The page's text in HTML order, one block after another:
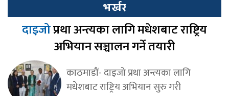
भर्खर
दाइजोप्रथा अन्त्यका लागि मधेशबाट राष्ट्रिय
अभियान सञ्चालन गर्ने तयारी
काठमाडौं- दाइजो प्रथा अन्त्यका लागि
मधेशबाट राष्ट्रिय अभियान सुरु गरी